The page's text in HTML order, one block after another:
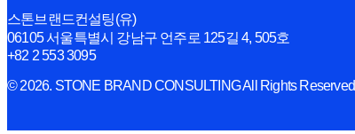
스톤브랜드컨설팅(유)
06105 서울특별시 강남구 언주로 125길 4, 505호
+82 2 553 3095
© 2026. STONE BRAND CONSULTING All Rights Reserved